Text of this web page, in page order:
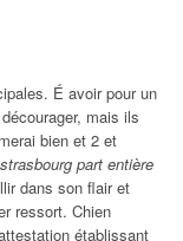
É avoir pour un
mais ils
bien et 2 et
part entière
dans son flair et
ressort. Chien
établissant